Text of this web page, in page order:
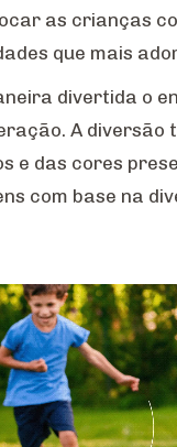
as crianças
que mais
divertida o
A
e das cores
com base na